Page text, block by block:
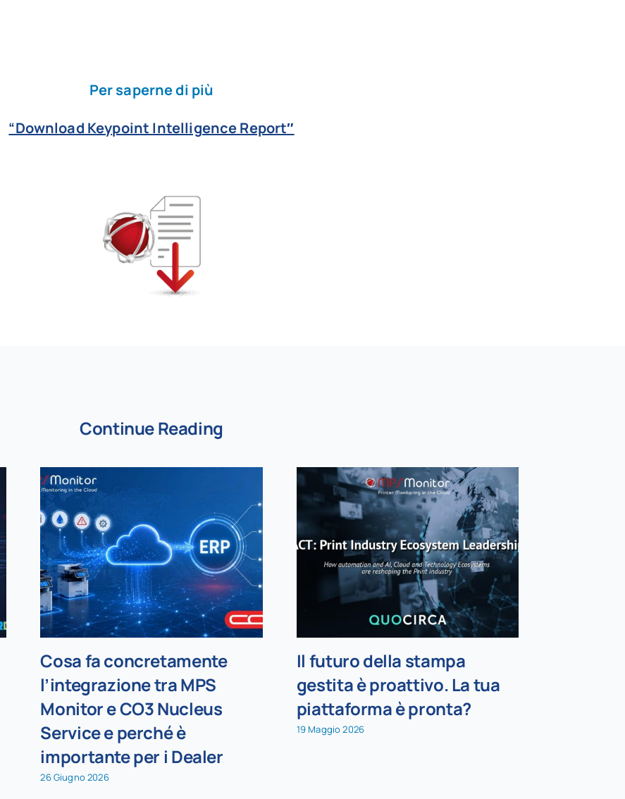
Per saperne di più
“Download Keypoint Intelligence Report″
Continue Reading
Cosa fa concretamente
l’integrazione tra MPS
Monitor e CO3 Nucleus
Service e perché è
importante per i Dealer
26 Giugno 2026
Il futuro della stampa
gestita è proattivo. La tua
piattaforma è pronta?
19 Maggio 2026